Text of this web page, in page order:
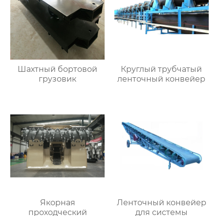
Шахтный бортовой
грузовик
Круглый трубчатый
ленточный конвейер
Якорная
проходческий
Ленточный конвейер
для системы